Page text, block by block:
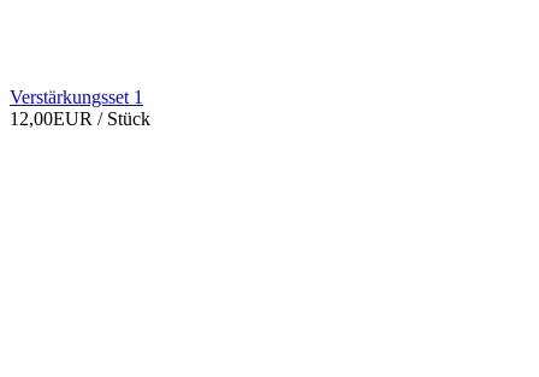
Verstärkungsset 1
12,00EUR / Stück